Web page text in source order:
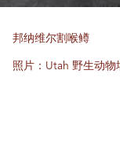
邦纳维尔割喉鳟
照片：Utah 野生动物